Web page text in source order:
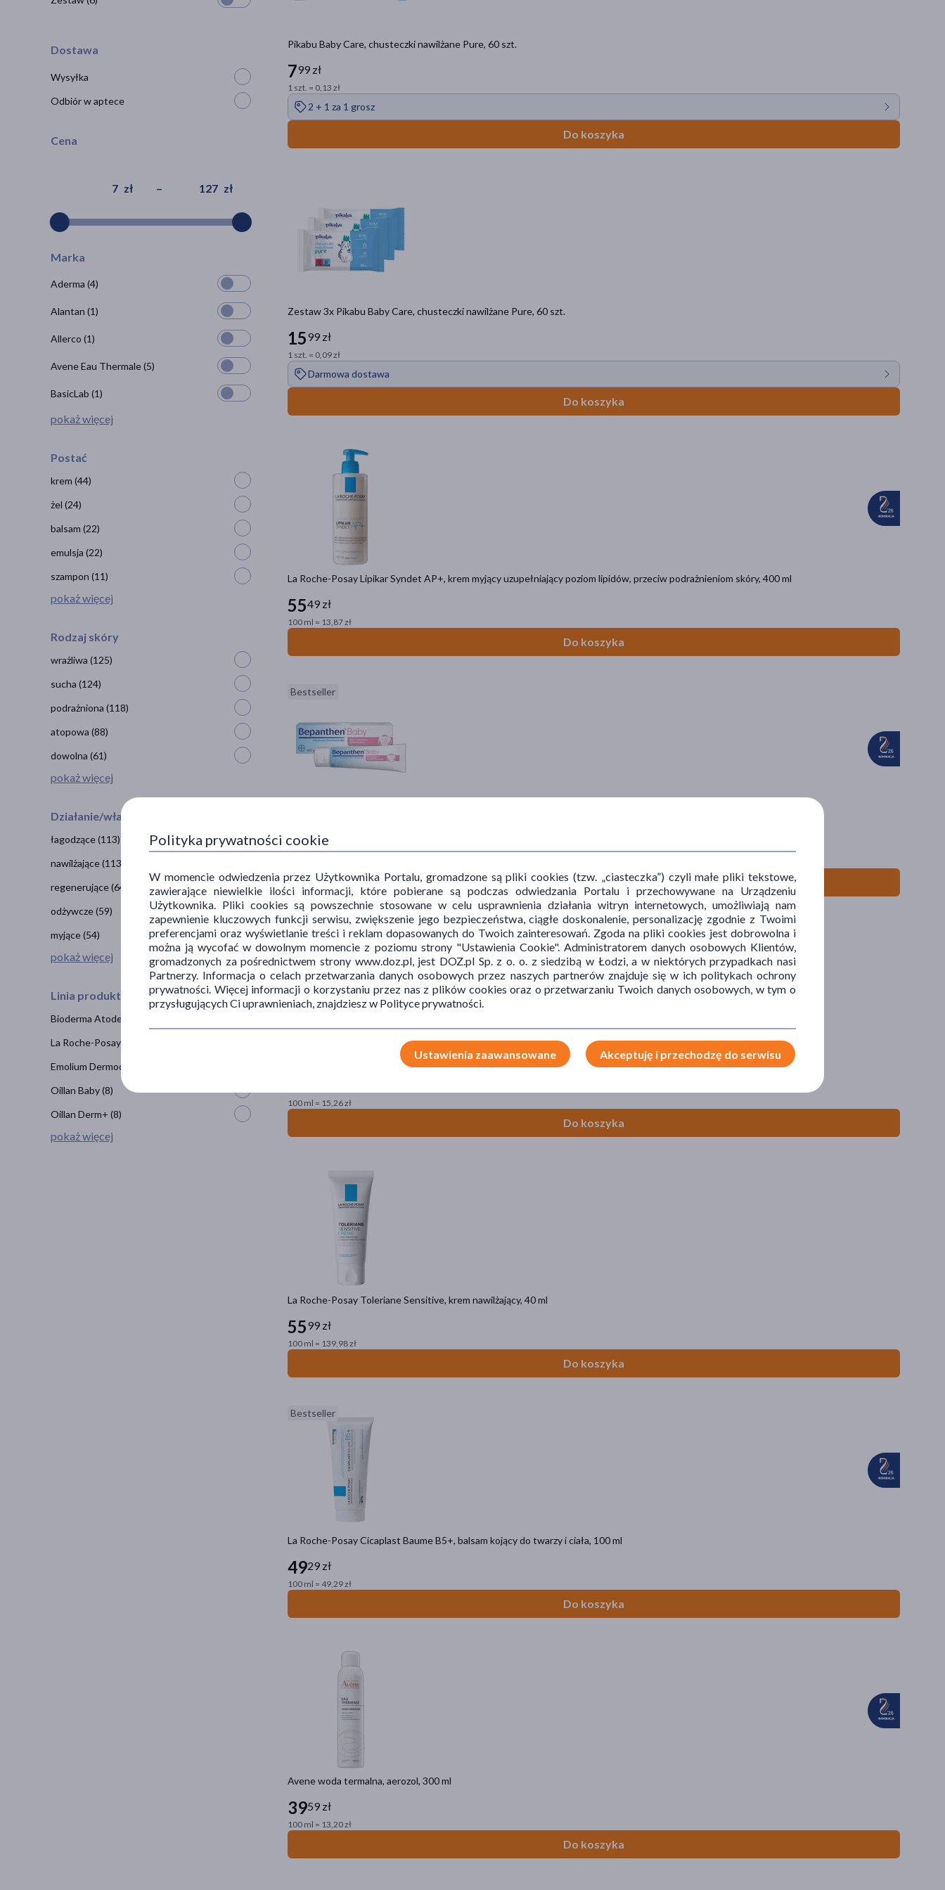
Pikabu Baby Care, chusteczki nawilżane Pure, 60 szt.
799 zł
1 szt. = 0,13 zł
2 + 1 za 1 grosz
Do koszyka
Zestaw 3x Pikabu Baby Care, chusteczki nawilżane Pure, 60 szt.
1599 zł
1 szt. = 0,09 zł
Darmowa dostawa
Do koszyka
La Roche-Posay Lipikar Syndet AP+, krem myjący uzupełniający poziom lipidów, przeciw podrażnieniom skóry, 400 ml
5549 zł
100 ml = 13,87 zł
Do koszyka
Bestseller
3699 zł
Do koszyka
Bioderma Atoderm Intensive baume, balsam ultra-kojący, 500 ml
100 ml = 15,26 zł
Do koszyka
La Roche-Posay Toleriane Sensitive, krem nawilżający, 40 ml
5599 zł
100 ml = 139,98 zł
Do koszyka
Bestseller
La Roche-Posay Cicaplast Baume B5+, balsam kojący do twarzy i ciała, 100 ml
4929 zł
100 ml = 49,29 zł
Do koszyka
Avene woda termalna, aerozol, 300 ml
3959 zł
100 ml = 13,20 zł
Do koszyka
Dostawa
Wysyłka
Odbiór w aptece
Cena
zł – zł
Marka
Aderma (4)
Alantan (1)
Allerco (1)
Avene Eau Thermale(5)
BasicLab (1)
pokaż więcej
Postać
krem (44)
żel (24)
balsam (22)
emulsja (22)
szampon (11)
pokaż więcej
Rodzaj skóry
wrażliwa (125)
sucha (124)
podrażniona (118)
atopowa (88)
dowolna (61)
pokaż więcej
Działanie/właściwości
łagodzące(113)
nawilżające(113)
regenerujące(64)
odżywcze(59)
myjące(54)
pokaż więcej
Linia produktowa
Bioderma Atoderm
La Roche-Posay Lipikar
Emolium Dermocare
Oillan Baby(8)
Oillan Derm+ (8)
pokaż więcej
Polityka prywatności cookie
W momencie odwiedzenia przez Użytkownika Portalu, gromadzone są pliki cookies (tzw. „ciasteczka”) czyli małe pliki tekstowe,
zawierające niewielkie ilości informacji, które pobierane są podczas odwiedzania Portalu i przechowywane na Urządzeniu
Użytkownika. Pliki cookies są powszechnie stosowane w celu usprawnienia działania witryn internetowych, umożliwiają nam
zapewnienie kluczowych funkcji serwisu, zwiększenie jego bezpieczeństwa, ciągłe doskonalenie, personalizację zgodnie z Twoimi
preferencjami oraz wyświetlanie treści i reklam dopasowanych do Twoich zainteresowań. Zgoda na pliki cookies jest dobrowolna i
można ją wycofać w dowolnym momencie z poziomu strony "Ustawienia Cookie". Administratorem danych osobowych Klientów,
gromadzonych za pośrednictwem strony www.doz.pl, jest DOZ.pl Sp. z o. o. z siedzibą w Łodzi, a w niektórych przypadkach nasi
Partnerzy. Informacja o celach przetwarzania danych osobowych przez naszych partnerów znajduje się w ich politykach ochrony
prywatności. Więcej informacji o korzystaniu przez nas z plików cookies oraz o przetwarzaniu Twoich danych osobowych, w tym o
przysługujących Ci uprawnieniach, znajdziesz w Polityce prywatności.
Ustawienia zaawansowane Akceptuję i przechodzę do serwisu